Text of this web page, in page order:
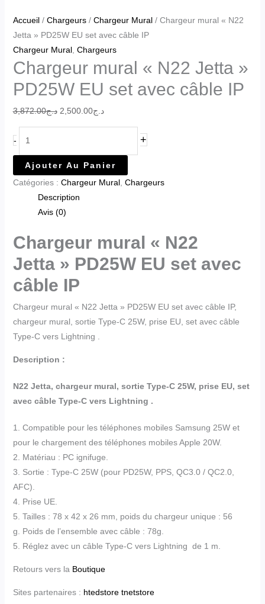
Accueil/ Chargeurs/ Chargeur Mural/ Chargeur mural « N22
Jetta » PD25W EU set avec câble IP
Chargeur Mural, Chargeurs
Chargeur mural « N22 Jetta »
PD25W EU set avec câble IP
د.ج3,872.00 د.ج2,500.00
- +
Ajouter Au Panier
Catégories : Chargeur Mural, Chargeurs
Description
Avis (0)
Chargeur mural « N22
Jetta » PD25W EU set avec
câble IP
Chargeur mural « N22 Jetta » PD25W EU set avec câble IP,
chargeur mural, sortie Type-C 25W, prise EU, set avec câble
Type-C vers Lightning .
Description :
N22 Jetta, chargeur mural, sortie Type-C 25W, prise EU, set
avec câble Type-C vers Lightning .
1. Compatible pour les téléphones mobiles Samsung 25W et
pour le chargement des téléphones mobiles Apple 20W.
2. Matériau : PC ignifuge.
3. Sortie : Type-C 25W (pour PD25W, PPS, QC3.0 / QC2.0,
AFC).
4. Prise UE.
5. Tailles : 78 x 42 x 26 mm, poids du chargeur unique : 56
g. Poids de l’ensemble avec câble : 78g.
5. Réglez avec un câble Type-C vers Lightning de 1 m.
Retours vers la Boutique
Sites partenaires : htedstore tnetstore